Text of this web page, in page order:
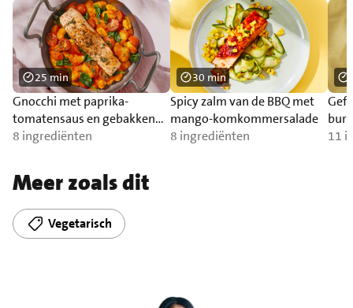
Gnocchi met paprika-
tomatensaus en gebakken
zalm
8 ingrediënten
25 min
Spicy zalm van de BBQ met
mango-komkommersalade
8 ingrediënten
30 min
11
Meer zoals dit
Vegetarisch